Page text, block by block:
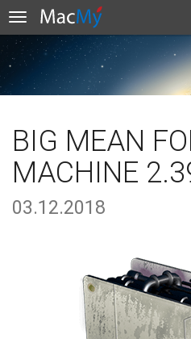
BIG MEAN
MACHINE
03.12.2018